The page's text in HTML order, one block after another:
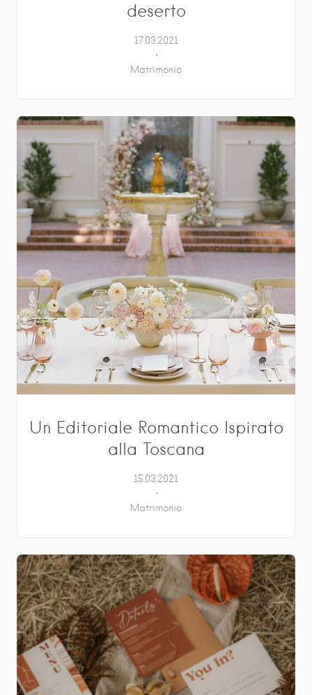
deserto
17.03.2021
Matrimonio
Un Editoriale Romantico Ispirato
alla Toscana
15.03.2021
Matrimonio